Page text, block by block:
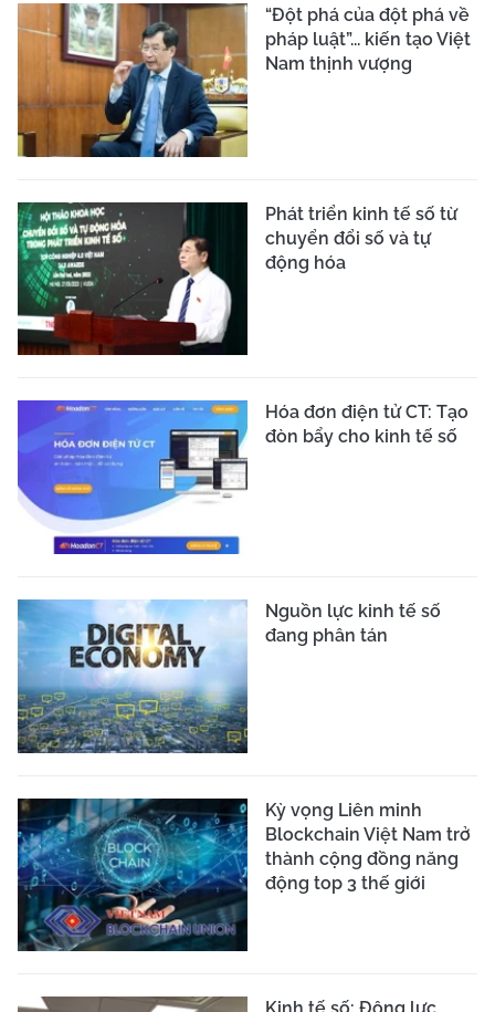
“Đột phá của đột phá về
pháp luật”... kiến tạo Việt
Nam thịnh vượng
Phát triển kinh tế số từ
chuyển đổi số và tự
động hóa
Hóa đơn điện tử CT: Tạo
đòn bẩy cho kinh tế số
Nguồn lực kinh tế số
đang phân tán
Kỳ vọng Liên minh
Blockchain Việt Nam trở
thành cộng đồng năng
động top 3 thế giới